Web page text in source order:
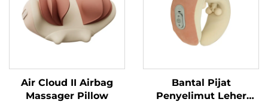
Air Cloud II Airbag
Massager Pillow
Bantal Pijat
Penyelimut Leher